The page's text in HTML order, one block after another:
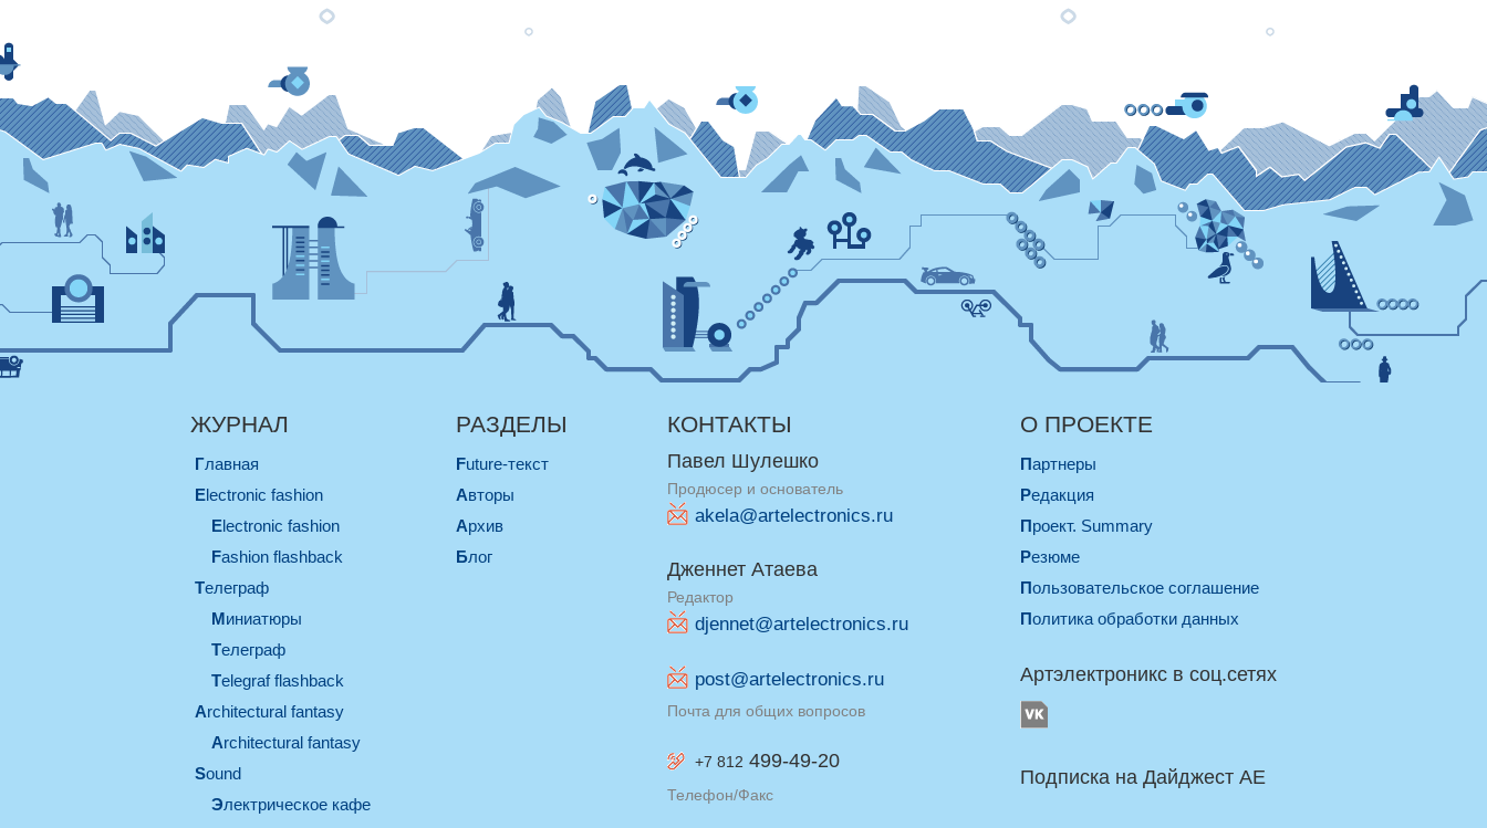
ЖУРНАЛ
Главная
electronic fashion
electronic fashion
Fashion flashback
телеграф
миниатюры
телеграф
Telegraf flashback
architectural fantasy
architectural fantasy
sound
электрическое кафе
РАЗДЕЛЫ
Future-текст
Авторы
Архив
Блог
КОНТАКТЫ
Павел Шулешко
Продюсер и основатель
akela@artelectronics.ru
Дженнет Атаева
Редактор
djennet@artelectronics.ru
post@artelectronics.ru
Почта для общих вопросов
+7 812 499-49-20
Телефон/Факс
О ПРОЕКТЕ
Партнеры
Редакция
Проект. Summary
Резюме
Пользовательское соглашение
Политика обработки данных
Артэлектроникс в соц.сетях
Подписка на Дайджест AE